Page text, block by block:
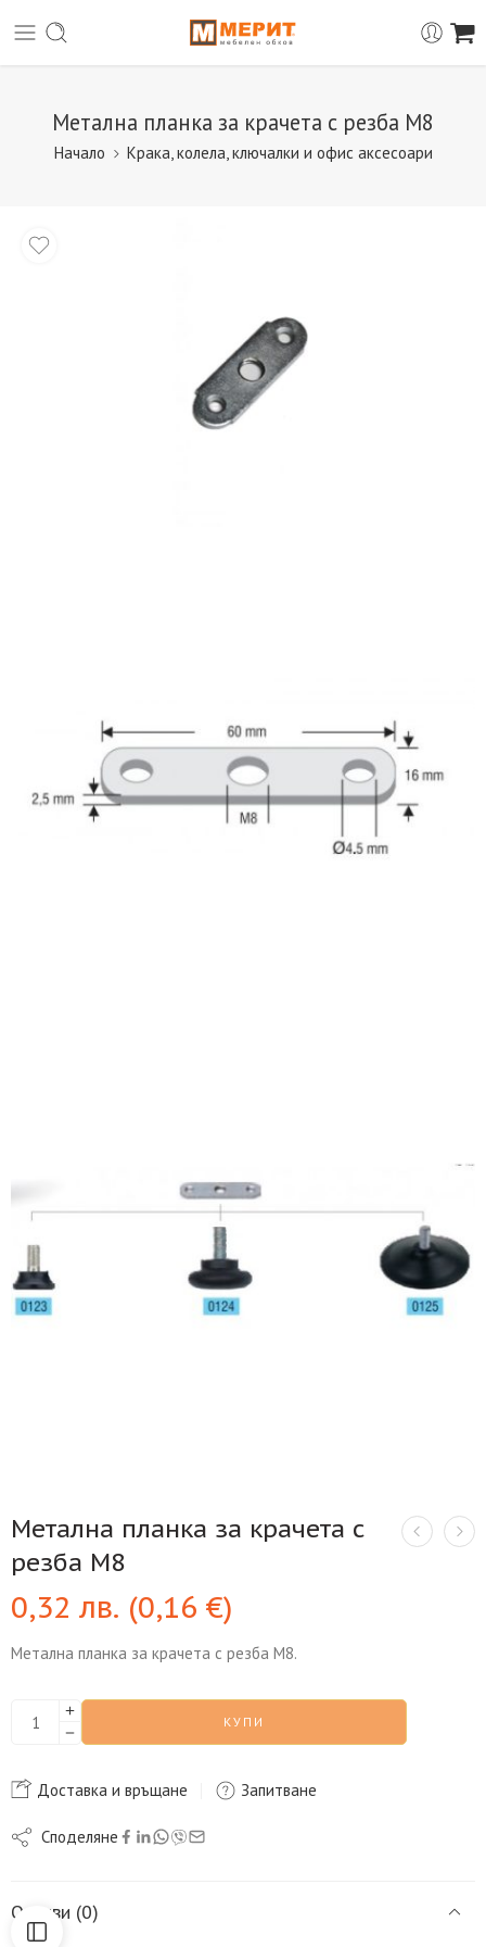
Метална планка за крачета с резба М8
Начало Крака, колела, ключалки и офис аксесоари
Метална планка за крачета с
резба М8
0,32лв. (0,16€)
Метална планка за крачета с резба М8.
КУПИ
Доставка и връщане Запитване
Споделяне
Отзиви (0)